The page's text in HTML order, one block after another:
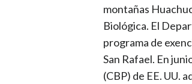
montañas
Biológica. El
programa de
San Rafael. En
(CBP) de EE. UU.